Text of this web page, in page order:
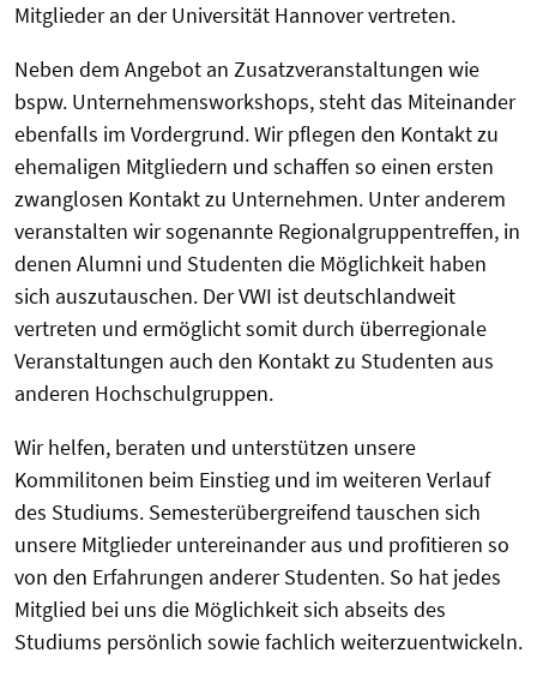
Mitglieder an der Universität Hannover vertreten.
Neben dem Angebot an Zusatzveranstaltungen wie
bspw. Unternehmensworkshops, steht das Miteinander
ebenfalls im Vordergrund. Wir pflegen den Kontakt zu
ehemaligen Mitgliedern und schaffen so einen ersten
zwanglosen Kontakt zu Unternehmen. Unter anderem
veranstalten wir sogenannte Regionalgruppentreffen, in
denen Alumni und Studenten die Möglichkeit haben
sich auszutauschen. Der VWI ist deutschlandweit
vertreten und ermöglicht somit durch überregionale
Veranstaltungen auch den Kontakt zu Studenten aus
anderen Hochschulgruppen.
Wir helfen, beraten und unterstützen unsere
Kommilitonen beim Einstieg und im weiteren Verlauf
des Studiums. Semesterübergreifend tauschen sich
unsere Mitglieder untereinander aus und profitieren so
von den Erfahrungen anderer Studenten. So hat jedes
Mitglied bei uns die Möglichkeit sich abseits des
Studiums persönlich sowie fachlich weiterzuentwickeln.